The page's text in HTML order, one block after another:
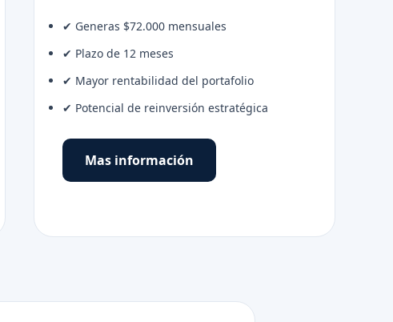
✔ Generas $72.000 mensuales
✔ Plazo de 12 meses
✔ Mayor rentabilidad del portafolio
✔ Potencial de reinversión estratégica
Mas información